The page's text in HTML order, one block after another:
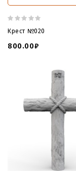
Крест №020
800.00₽